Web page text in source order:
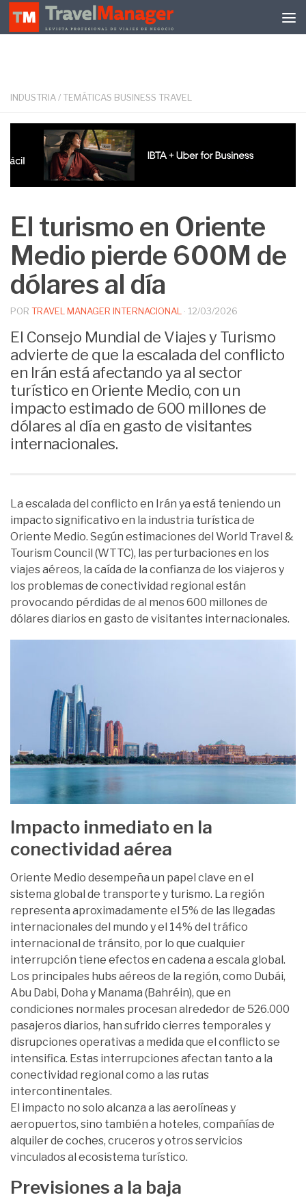
Debajo del contenido
INDUSTRIA/ TEMÁTICAS BUSINESS TRAVEL
El turismo en Oriente
Medio pierde 600M de
dólares al día
POR TRAVEL MANAGER INTERNACIONAL · 12/03/2026
El Consejo Mundial de Viajes y Turismo
advierte de que la escalada del conflicto
en Irán está afectando ya al sector
turístico en Oriente Medio, con un
impacto estimado de 600 millones de
dólares al día en gasto de visitantes
internacionales.
La escalada del conflicto en Irán ya está teniendo un
impacto significativo en la industria turística de
Oriente Medio. Según estimaciones del World Travel &
Tourism Council (WTTC), las perturbaciones en los
viajes aéreos, la caída de la confianza de los viajeros y
los problemas de conectividad regional están
provocando pérdidas de al menos 600 millones de
dólares diarios en gasto de visitantes internacionales.
Impacto inmediato en la
conectividad aérea
Oriente Medio desempeña un papel clave en el
sistema global de transporte y turismo. La región
representa aproximadamente el 5% de las llegadas
internacionales del mundo y el 14% del tráfico
internacional de tránsito, por lo que cualquier
interrupción tiene efectos en cadena a escala global.
Los principales hubs aéreos de la región, como Dubái,
Abu Dabi, Doha y Manama (Bahréin), que en
condiciones normales procesan alrededor de 526.000
pasajeros diarios, han sufrido cierres temporales y
disrupciones operativas a medida que el conflicto se
intensifica. Estas interrupciones afectan tanto a la
conectividad regional como a las rutas
intercontinentales.
El impacto no solo alcanza a las aerolíneas y
aeropuertos, sino también a hoteles, compañías de
alquiler de coches, cruceros y otros servicios
vinculados al ecosistema turístico.
Previsiones a la baja